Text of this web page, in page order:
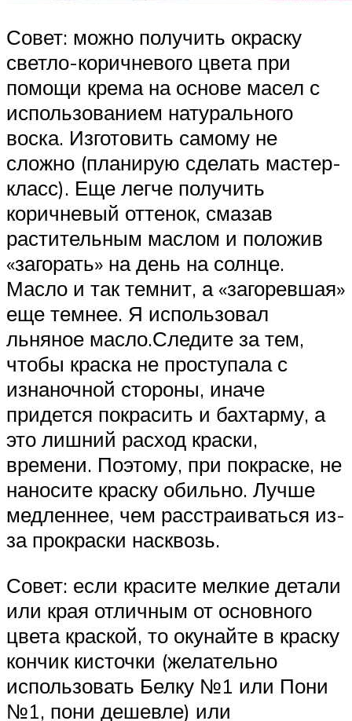
Совет: можно получить окраску
светло-коричневого цвета при
помощи крема на основе масел с
использованием натурального
воска. Изготовить самому не
сложно (планирую сделать мастер-
класс). Еще легче получить
коричневый оттенок, смазав
растительным маслом и положив
«загорать» на день на солнце.
Масло и так темнит, а «загоревшая»
еще темнее. Я использовал
льняное масло.Следите за тем,
чтобы краска не проступала с
изнаночной стороны, иначе
придется покрасить и бахтарму, а
это лишний расход краски,
времени. Поэтому, при покраске, не
наносите краску обильно. Лучше
медленнее, чем расстраиваться из-
за прокраски насквозь.
Совет: если красите мелкие детали
или края отличным от основного
цвета краской, то окунайте в краску
кончик кисточки (желательно
использовать Белку №1 или Пони
№1, пони дешевле) или